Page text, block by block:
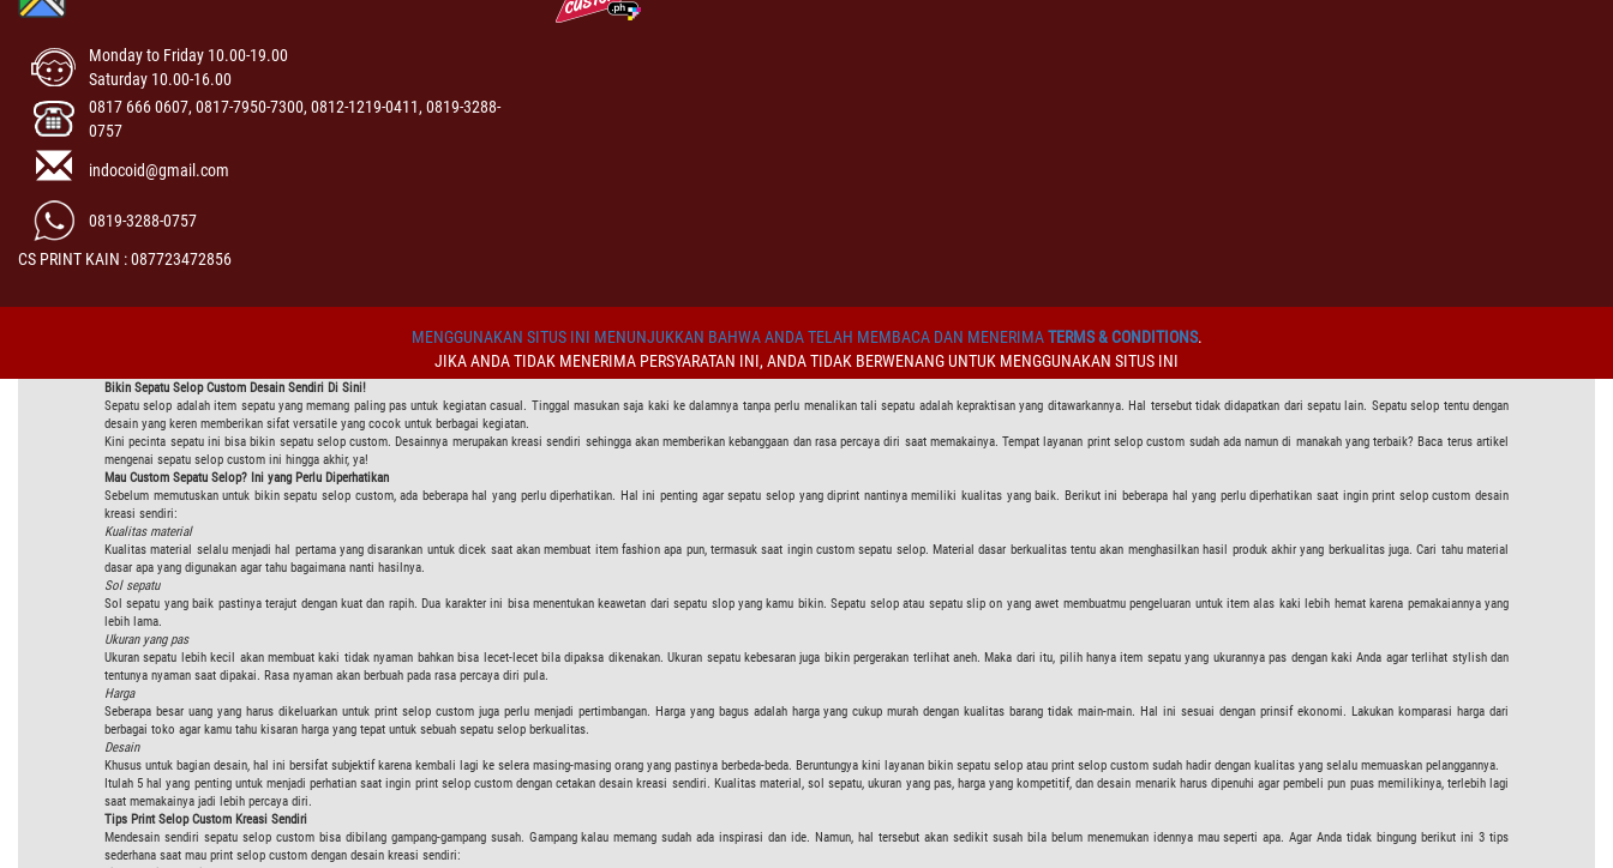
Monday to Friday 10.00-19.00
Saturday 10.00-16.00
0817 666 0607, 0817-7950-7300, 0812-1219-0411, 0819-3288-
0757
indocoid@gmail.com
0819-3288-0757
CS PRINT KAIN : 087723472856
MENGGUNAKAN SITUS INI MENUNJUKKAN BAHWA ANDA TELAH MEMBACA DAN MENERIMATERMS & CONDITIONS.
JIKA ANDA TIDAK MENERIMA PERSYARATAN INI, ANDA TIDAK BERWENANG UNTUK MENGGUNAKAN SITUS INI
Bikin Sepatu Selop Custom Desain Sendiri Di Sini!
Sepatu selop adalah item sepatu yang memang paling pas untuk kegiatan casual. Tinggal masukan saja kaki ke dalamnya tanpa perlu menalikan tali sepatu adalah kepraktisan yang ditawarkannya. Hal tersebut tidak didapatkan dari sepatu lain. Sepatu selop tentu dengan
desain yang keren memberikan sifat versatile yang cocok untuk berbagai kegiatan.
Kini pecinta sepatu ini bisa bikin sepatu selop custom. Desainnya merupakan kreasi sendiri sehingga akan memberikan kebanggaan dan rasa percaya diri saat memakainya. Tempat layanan print selop custom sudah ada namun di manakah yang terbaik? Baca terus artikel
mengenai sepatu selop custom ini hingga akhir, ya!
Mau Custom Sepatu Selop? Ini yang Perlu Diperhatikan
Sebelum memutuskan untuk bikin sepatu selop custom, ada beberapa hal yang perlu diperhatikan. Hal ini penting agar sepatu selop yang diprint nantinya memiliki kualitas yang baik. Berikut ini beberapa hal yang perlu diperhatikan saat ingin print selop custom desain
kreasi sendiri:
Kualitas material
Kualitas material selalu menjadi hal pertama yang disarankan untuk dicek saat akan membuat item fashion apa pun, termasuk saat ingin custom sepatu selop. Material dasar berkualitas tentu akan menghasilkan hasil produk akhir yang berkualitas juga. Cari tahu material
dasar apa yang digunakan agar tahu bagaimana nanti hasilnya.
Sol sepatu
Sol sepatu yang baik pastinya terajut dengan kuat dan rapih. Dua karakter ini bisa menentukan keawetan dari sepatu slop yang kamu bikin. Sepatu selop atau sepatu slip on yang awet membuatmu pengeluaran untuk item alas kaki lebih hemat karena pemakaiannya yang
lebih lama.
Ukuran yang pas
Ukuran sepatu lebih kecil akan membuat kaki tidak nyaman bahkan bisa lecet-lecet bila dipaksa dikenakan. Ukuran sepatu kebesaran juga bikin pergerakan terlihat aneh. Maka dari itu, pilih hanya item sepatu yang ukurannya pas dengan kaki Anda agar terlihat stylish dan
tentunya nyaman saat dipakai. Rasa nyaman akan berbuah pada rasa percaya diri pula.
Harga
Seberapa besar uang yang harus dikeluarkan untuk print selop custom juga perlu menjadi pertimbangan. Harga yang bagus adalah harga yang cukup murah dengan kualitas barang tidak main-main. Hal ini sesuai dengan prinsif ekonomi. Lakukan komparasi harga dari
berbagai toko agar kamu tahu kisaran harga yang tepat untuk sebuah sepatu selop berkualitas.
Desain
Khusus untuk bagian desain, hal ini bersifat subjektif karena kembali lagi ke selera masing-masing orang yang pastinya berbeda-beda. Beruntungya kini layanan bikin sepatu selop atau print selop custom sudah hadir dengan kualitas yang selalu memuaskan pelanggannya.
Itulah 5 hal yang penting untuk menjadi perhatian saat ingin print selop custom dengan cetakan desain kreasi sendiri. Kualitas material, sol sepatu, ukuran yang pas, harga yang kompetitif, dan desain menarik harus dipenuhi agar pembeli pun puas memilikinya, terlebih lagi
saat memakainya jadi lebih percaya diri.
Tips Print Selop Custom Kreasi Sendiri
Mendesain sendiri sepatu selop custom bisa dibilang gampang-gampang susah. Gampang kalau memang sudah ada inspirasi dan ide. Namun, hal tersebut akan sedikit susah bila belum menemukan idennya mau seperti apa. Agar Anda tidak bingung berikut ini 3 tips
sederhana saat mau print selop custom dengan desain kreasi sendiri: